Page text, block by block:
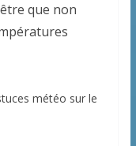
que non
météo sur le